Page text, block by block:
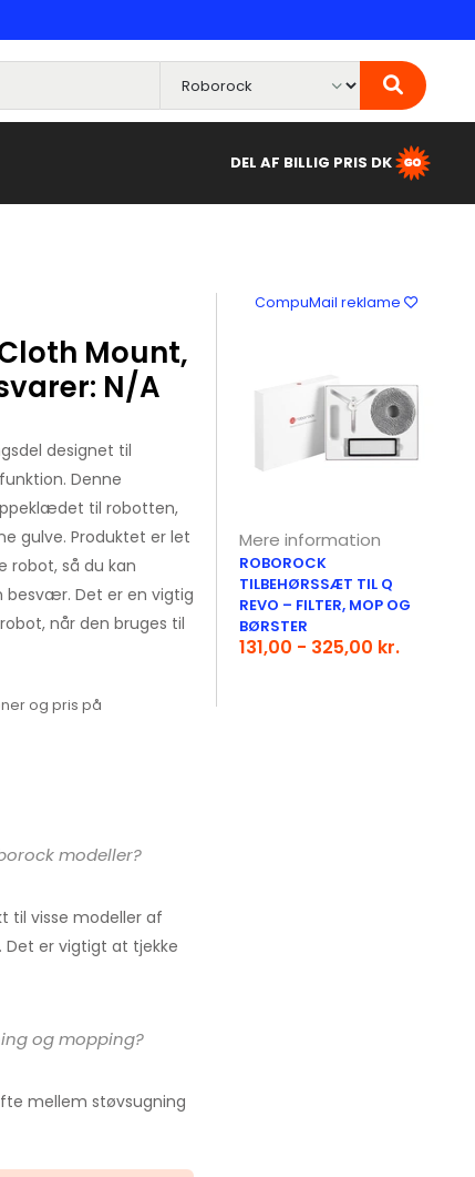
DEL AF BILLIG PRIS DK
Mount,
N/A
designet til
Denne
til robotten,
gulve. Produktet er let
robot, så du kan
Det er en vigtig
når den bruges til
og pris på
modeller?
til visse modeller af
er vigtigt at tjekke
og mopping?
mellem støvsugning
CompuMail reklame
Mere information
ROBOROCK
TILBEHØRSSÆT TIL Q
REVO – FILTER, MOP OG
BØRSTER
131,00 - 325,00 kr.